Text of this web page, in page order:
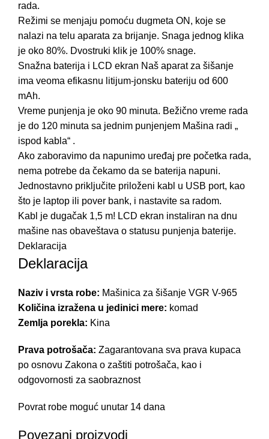
rada.
Režimi se menjaju pomoću dugmeta ON, koje se
nalazi na telu aparata za brijanje. Snaga jednog klika
je oko 80%. Dvostruki klik je 100% snage.
Snažna baterija i LCD ekran Naš aparat za šišanje
ima veoma efikasnu litijum-jonsku bateriju od 600
mAh.
Vreme punjenja je oko 90 minuta. Bežično vreme rada
je do 120 minuta sa jednim punjenjem Mašina radi „
ispod kabla“ .
Ako zaboravimo da napunimo uređaj pre početka rada,
nema potrebe da čekamo da se baterija napuni.
Jednostavno priključite priloženi kabl u USB port, kao
što je laptop ili pover bank, i nastavite sa radom.
Kabl je dugačak 1,5 m! LCD ekran instaliran na dnu
mašine nas obaveštava o statusu punjenja baterije.
Deklaracija
Deklaracija
Naziv i vrsta robe: Mašinica za šišanje VGR V-965
Količina izražena u jedinici mere: komad
Zemlja porekla: Kina
Prava potrošača: Zagarantovana sva prava kupaca
po osnovu Zakona o zaštiti potrošača, kao i
odgovornosti za saobraznost
Povrat robe moguć unutar 14 dana
Povezani proizvodi